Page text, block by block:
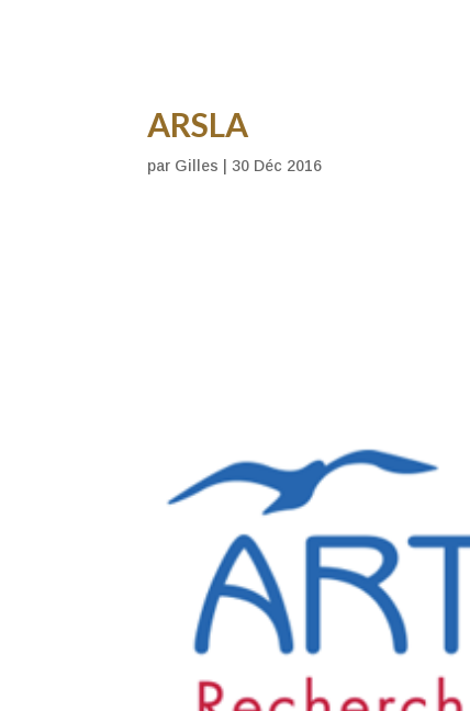
ARSLA
par Gilles |30 Déc 2016